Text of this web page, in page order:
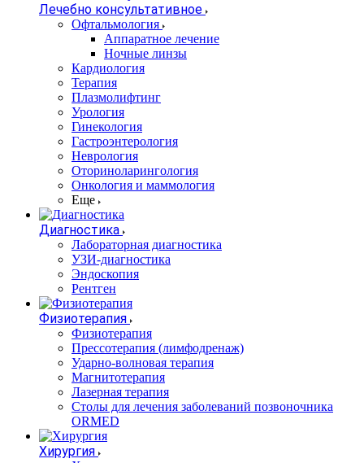
Лечебно консультативное
Офтальмология
Аппаратное лечение
Ночные линзы
Кардиология
Терапия
Плазмолифтинг
Урология
Гинекология
Гастроэнтерология
Неврология
Оториноларингология
Онкология и маммология
Еще
Диагностика
Лабораторная диагностика
УЗИ-диагностика
Эндоскопия
Рентген
Физиотерапия
Физиотерапия
Прессотерапия (лимфодренаж)
Ударно-волновая терапия
Магнитотерапия
Лазерная терапия
Столы для лечения заболеваний позвоночника
ORMED
Хирургия